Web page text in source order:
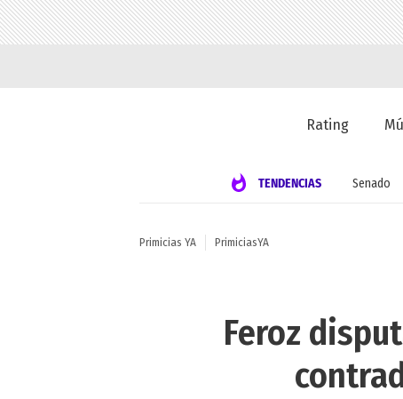
Rating
TENDENCIAS Senado
Primicias YA PrimiciasYA
Feroz